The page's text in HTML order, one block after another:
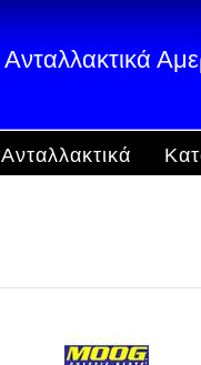
Ανταλλακτικά
Ανταλλακτικά